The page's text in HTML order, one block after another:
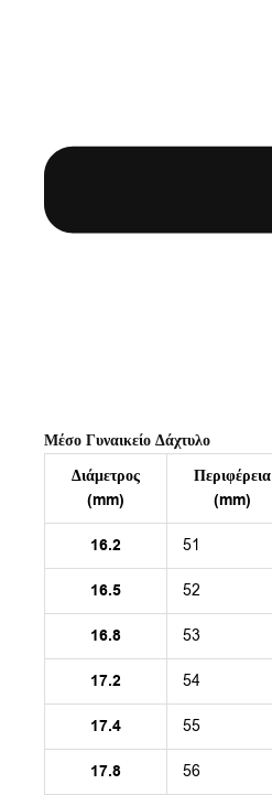
Μέσο Γυναικείο Δάχτυλο
Διάμετρος
(mm)
Περιφέρεια
(mm)
16.2 51
16.5 52
16.8 53
17.2 54
17.4 55
17.8 56